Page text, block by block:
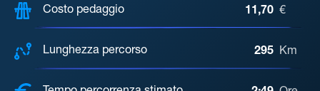
Costo pedaggio 11,70 €
Lunghezza percorso 295 Km